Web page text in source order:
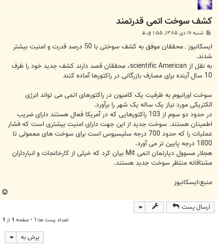
کشف سوخت اتمی قدرتمند
ت
شنبه ۱۶ دی ۱۳۸۵, ۱:۵۵ ق.ظ
ایسکانیوز ـ محققان موفق به کشف سوختی با 50 درصد قدرت و امنیت بیشتر
شدند.
به نقل از scientific American، محققان قصد دارند کشف جدید خود را ظرف
10 سال آینده برای مصارف بازرگانی در راکتورها آماده کنند
سوخت اورانیوم به ظرفیت یک کامیون در راکتورهای اتمی می تواند انرژی
الکتریکی مورد نیاز یک ساله یک شهر را برآورد.
در حدود دو سوم از 103 راکتورهایی که در آمریکا فعال هستند دارای ضریب
اطمینان هستند. سوخت جدید از این جهت دارای امنیت بیشتری است که فشار
عملیات را که حدود 700 درجه سلیسیوس است برای سوخت های معمولی تا
1800 درجه پایین تر می آورد.
هجلار مسوول دپارتمان اتمی Mit بیان کرد که خیلی از کارخانجات و انبارداران
مشتاقانه منتظر سوخت جدید هستند.
منبع:ایسکانیوز
ارسال پست
تعداد پست ها:1 • صفحه 1 از 1
پرش به